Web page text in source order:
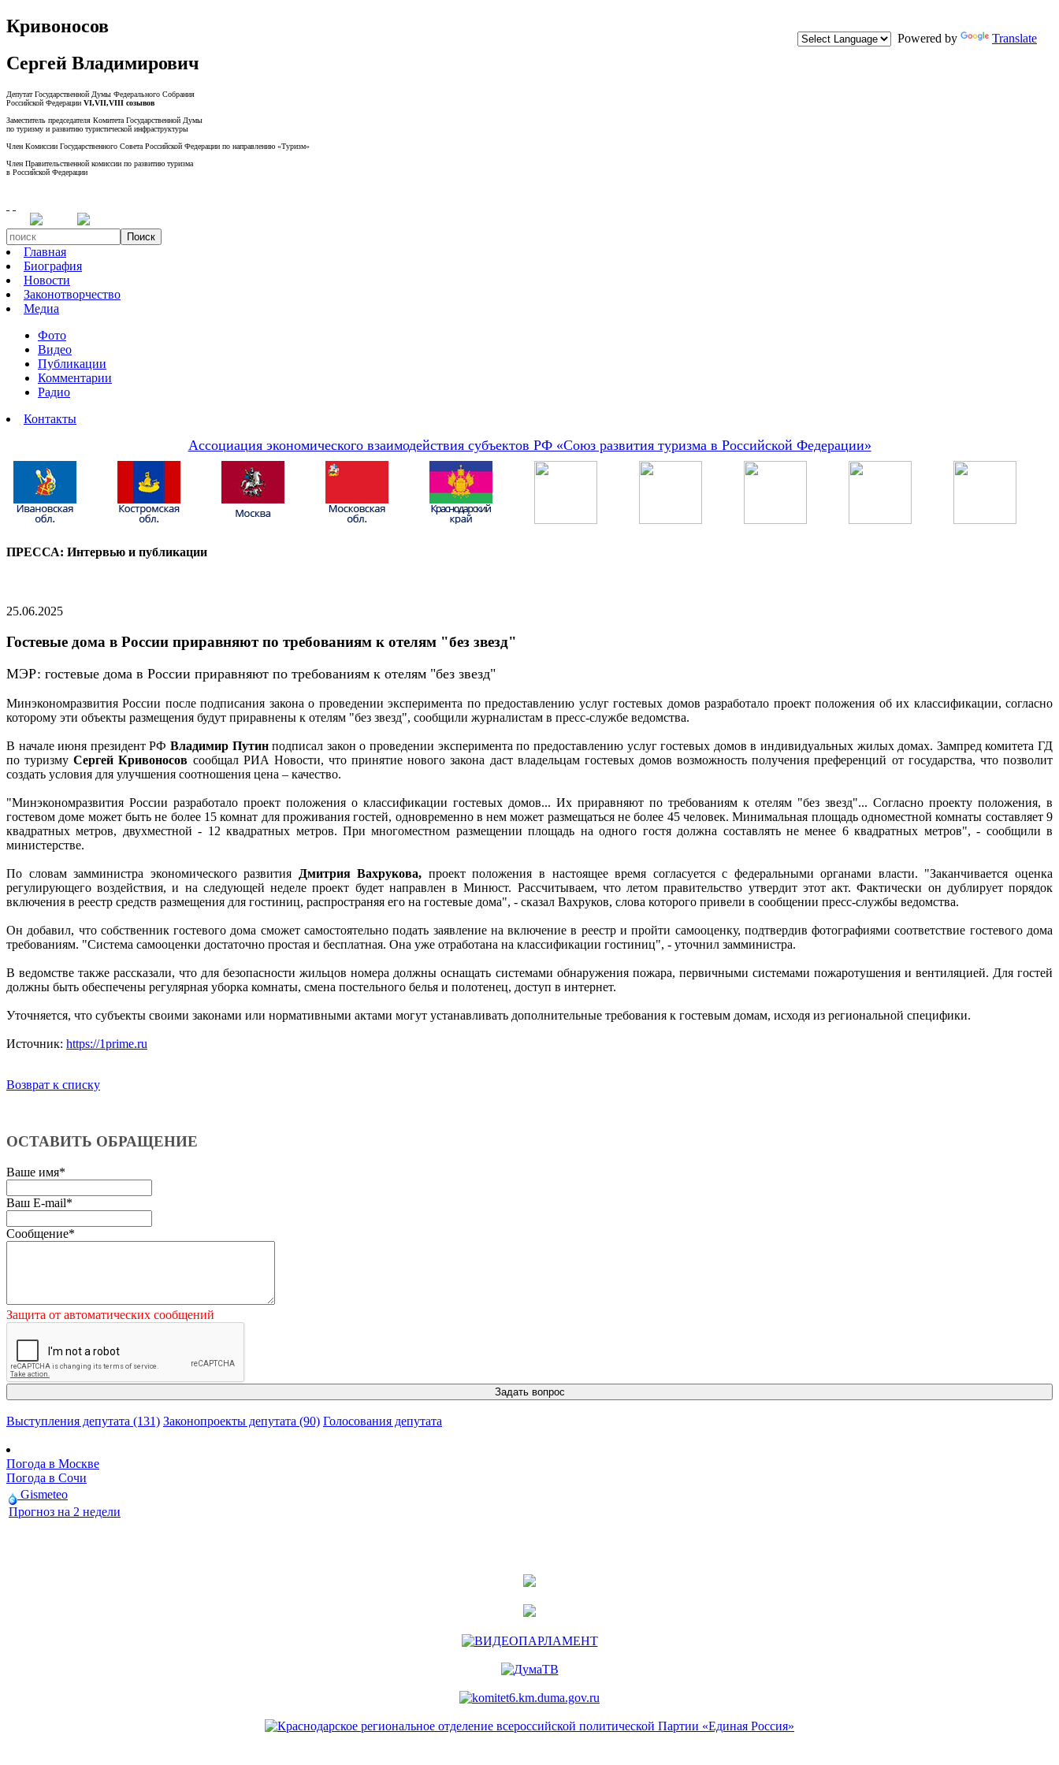
Powered by Translate
Кривоносов
Сергей Владимирович
Депутат Государственной Думы Федерального Собрания
Российской Федерации VI,VII,VIII созывов
Заместитель председателя Комитета Государственной Думы
по туризму и развитию туристической инфраструктуры
Член Комиссии Государственного Совета Российской Федерации по направлению «Туризм»
Член Правительственной комиссии по развитию туризма
в Российской Федерации
Поиск
Главная
Биография
Новости
Законотворчество
Медиа
Фото
Видео
Публикации
Комментарии
Радио
Контакты
Ассоциация экономического взаимодействия субъектов РФ «Союз развития туризма в Российской Федерации»
ПРЕССА: Интервью и публикации
25.06.2025
Гостевые дома в России приравняют по требованиям к отелям "без звезд"
МЭР: гостевые дома в России приравняют по требованиям к отелям "без звезд"
Минэкономразвития России после подписания закона о проведении эксперимента по предоставлению услуг гостевых домов разработало проект положения об их классификации, согласно
которому эти объекты размещения будут приравнены к отелям "без звезд", сообщили журналистам в пресс-службе ведомства.
В начале июня президент РФВладимир Путинподписал закон о проведении эксперимента по предоставлению услуг гостевых домов в индивидуальных жилых домах. Зампред комитета ГД
по туризмуСергей Кривоносов сообщал РИА Новости, что принятие нового закона даст владельцам гостевых домов возможность получения преференций от государства, что позволит
создать условия для улучшения соотношения цена – качество.
"Минэкономразвития России разработало проект положения о классификации гостевых домов... Их приравняют по требованиям к отелям "без звезд"... Согласно проекту положения, в
гостевом доме может быть не более 15 комнат для проживания гостей, одновременно в нем может размещаться не более 45 человек. Минимальная площадь одноместной комнаты составляет 9
квадратных метров, двухместной - 12 квадратных метров. При многоместном размещении площадь на одного гостя должна составлять не менее 6 квадратных метров", - сообщили в
министерстве.
По словам замминистра экономического развития Дмитрия Вахрукова, проект положения в настоящее время согласуется с федеральными органами власти. "Заканчивается оценка
регулирующего воздействия, и на следующей неделе проект будет направлен в Минюст. Рассчитываем, что летом правительство утвердит этот акт. Фактически он дублирует порядок
включения в реестр средств размещения для гостиниц, распространяя его на гостевые дома", - сказал Вахруков, слова которого привели в сообщении пресс-службы ведомства.
Он добавил, что собственник гостевого дома сможет самостоятельно подать заявление на включение в реестр и пройти самооценку, подтвердив фотографиями соответствие гостевого дома
требованиям. "Система самооценки достаточно простая и бесплатная. Она уже отработана на классификации гостиниц", - уточнил замминистра.
В ведомстве также рассказали, что для безопасности жильцов номера должны оснащать системами обнаружения пожара, первичными системами пожаротушения и вентиляцией. Для гостей
должны быть обеспечены регулярная уборка комнаты, смена постельного белья и полотенец, доступ в интернет.
Уточняется, что субъекты своими законами или нормативными актами могут устанавливать дополнительные требования к гостевым домам, исходя из региональной специфики.
Источник: https://1prime.ru
Возврат к списку
ОСТАВИТЬ ОБРАЩЕНИЕ
Ваше имя*
Ваш E-mail*
Сообщение*
Защита от автоматических сообщений
Выступления депутата (131) Законопроекты депутата (90) Голосования депутата
Погода в Москве
Погода в Сочи
Gismeteo
Прогноз на 2 недели